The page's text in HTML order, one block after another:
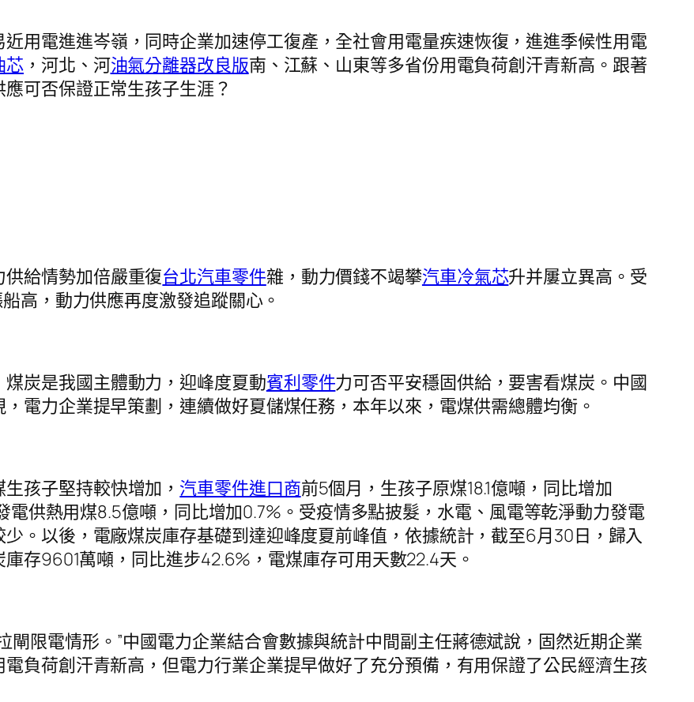
用電進進岑嶺，同時企業加速停工復產，全社會用電量疾速恢復，進進季候性用電
芯 ，河北、河油氣分離器改良版南、江蘇、山東等多省份用電負荷創汗青新高。跟著
可否保證正常生孩子生涯？
給情勢加倍嚴重復台北汽車零件雜，動力價錢不竭攀汽車冷氣芯升并屢立異高。受
高，動力供應再度激發追蹤關心。
炭是我國主體動力，迎峰度夏動賓利零件力可否平安穩固供給，要害看煤炭。中國
電力企業提早策劃，連續做好夏儲煤任務，本年以來，電煤供需總體均衡。
孩子堅持較快增加， 汽車零件進口商前5個月，生孩子原煤18.1億噸，同比增加
電供熱用煤8.5億噸，同比增加0.7%。受疫情多點披髮，水電、風電等乾淨動力發電
。以後，電廠煤炭庫存基礎到達迎峰度夏前峰值，依據統計，截至6月30日，歸入
存9601萬噸，同比進步42.6%，電煤庫存可用天數22.4天。
閘限電情形。”中國電力企業結合會數據與統計中間副主任蔣德斌說，固然近期企業
負荷創汗青新高，但電力行業企業提早做好了充分預備，有用保證了公民經濟生孩